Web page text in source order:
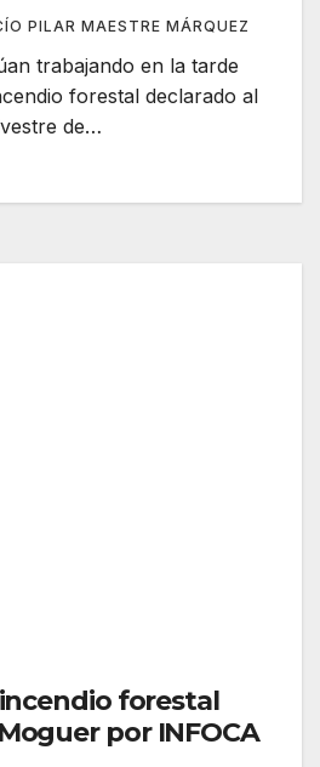
PILAR MAESTRE MÁRQUEZ
trabajando en la tarde
forestal declarado al
de…
forestal
por INFOCA